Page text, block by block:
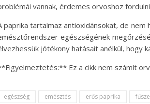
vannak, érdemes orvoshoz
paprika tartalmaz antioxidánsokat, de
egészségének
jótékony hatásait anélkül, hogy
Ez a cikk nem számít
egészség emésztés erős paprika